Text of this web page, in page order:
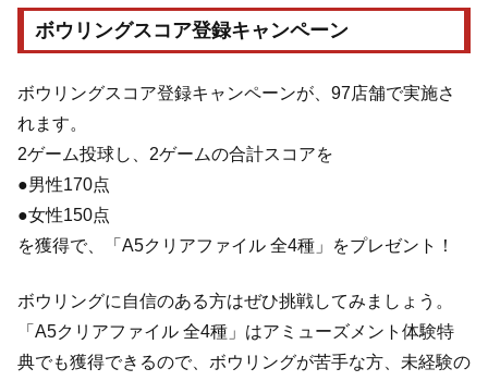
ボウリングスコア登録キャンペーン
ボウリングスコア登録キャンペーンが、97店舗で実施さ
れます。
2ゲーム投球し、2ゲームの合計スコアを
●男性170点
●女性150点
を獲得で、「A5クリアファイル 全4種」をプレゼント！
ボウリングに自信のある方はぜひ挑戦してみましょう。
「A5クリアファイル 全4種」はアミューズメント体験特
典でも獲得できるので、ボウリングが苦手な方、未経験の